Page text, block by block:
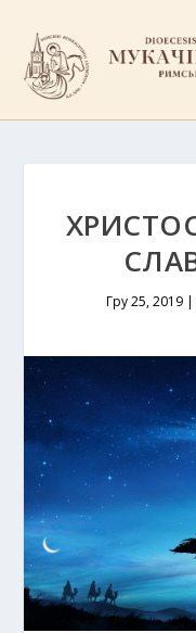
Гру 25, 2019|